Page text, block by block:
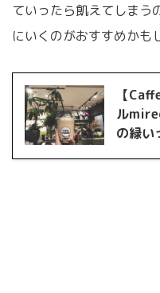
ていったら飢えてしまう
にいくのがおすすめかも
【
ル
の緑い